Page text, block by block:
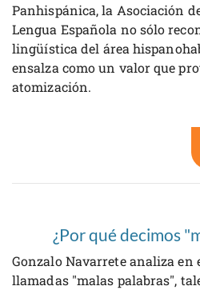
Panhispánica, la Asociación
Lengua Española no sólo
lingüística del área
ensalza como un valor que
atomización.
¿Por qué decimos
Gonzalo Navarrete analiza en
llamadas "malas palabras",